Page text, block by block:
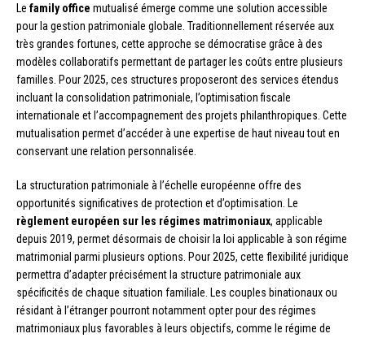
Le family office mutualisé émerge comme une solution accessible
pour la gestion patrimoniale globale. Traditionnellement réservée aux
très grandes fortunes, cette approche se démocratise grâce à des
modèles collaboratifs permettant de partager les coûts entre plusieurs
familles. Pour 2025, ces structures proposeront des services étendus
incluant la consolidation patrimoniale, l’optimisation fiscale
internationale et l’accompagnement des projets philanthropiques. Cette
mutualisation permet d’accéder à une expertise de haut niveau tout en
conservant une relation personnalisée.
La structuration patrimoniale à l’échelle européenne offre des
opportunités significatives de protection et d’optimisation. Le
règlement européen sur les régimes matrimoniaux, applicable
depuis 2019, permet désormais de choisir la loi applicable à son régime
matrimonial parmi plusieurs options. Pour 2025, cette flexibilité juridique
permettra d’adapter précisément la structure patrimoniale aux
spécificités de chaque situation familiale. Les couples binationaux ou
résidant à l’étranger pourront notamment opter pour des régimes
matrimoniaux plus favorables à leurs objectifs, comme le régime de